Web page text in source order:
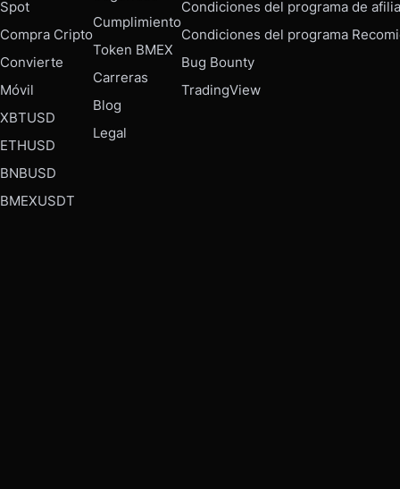
Spot
Compra Cripto
Convierte
Móvil
XBTUSD
ETHUSD
BNBUSD
BMEXUSDT
Cumplimiento
Token BMEX
Carreras
Blog
Legal
Condiciones del programa de
Condiciones del programa
Bug Bounty
TradingView